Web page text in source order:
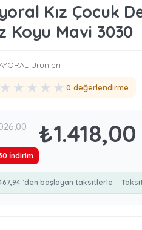
Kız Çocuk
Koyu Mavi 3030
Ürünleri
★ ★ ★ ★ ★ 0 değerlendirme
₺1.418,00
İndirim
`den başlayan taksitlerle